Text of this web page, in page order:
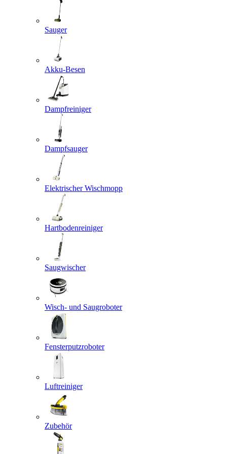
Sauger
Akku-Besen
Dampfreiniger
Dampfsauger
Elektrischer Wischmopp
Hartbodenreiniger
Saugwischer
Wisch- und Saugroboter
Fensterputzroboter
Luftreiniger
Zubehör